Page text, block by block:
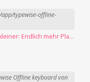
typewise-offline-
→ iOS 27 macht die Uhr kleiner: Endlich mehr Platz fürs Hintergrundbild
Offline keyboard von